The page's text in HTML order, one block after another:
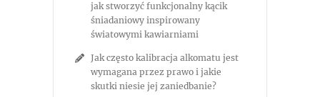
jak stworzyć funkcjonalny kącik
śniadaniowy inspirowany
światowymi kawiarniami
Jak często kalibracja alkomatu jest
wymagana przez prawo i jakie
skutki niesie jej zaniedbanie?